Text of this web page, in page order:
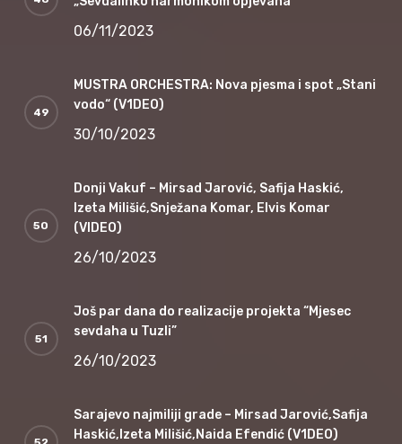
06/11/2023
MUSTRA ORCHESTRA: Nova pjesma i spot „Stani
vodo“ (V1DEO)
30/10/2023
Donji Vakuf – Mirsad Jarović, Safija Haskić,
Izeta Milišić,Snježana Komar, Elvis Komar
(VIDEO)
26/10/2023
Još par dana do realizacije projekta “Mjesec
sevdaha u Tuzli”
26/10/2023
Sarajevo najmiliji grade – Mirsad Jarović,Safija
Haskić,Izeta Milišić,Naida Efendić (V1DEO)